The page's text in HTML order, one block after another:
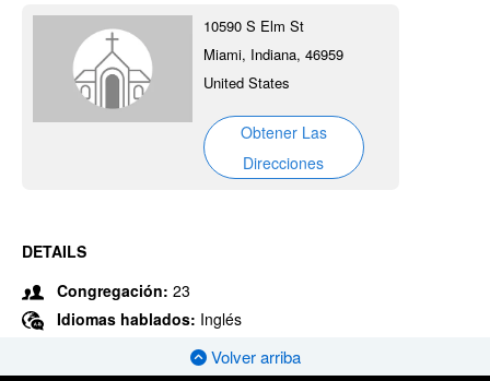
10590 S Elm St
Miami, Indiana, 46959
United States
Obtener Las
Direcciones
DETAILS
Congregación: 23
Idiomas hablados: Inglés
Volver arriba